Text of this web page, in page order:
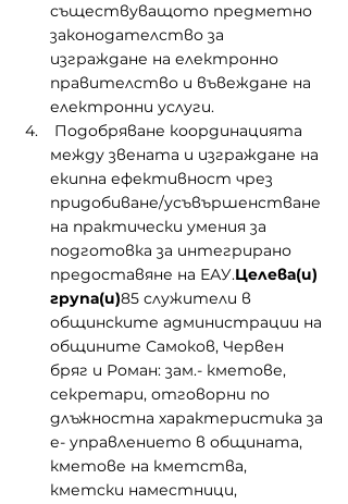
съществуващото предметно
законодателство за
изграждане на електронно
правителство и въвеждане на
електронни услуги.
Подобряване координацията
между звената и изграждане на
екипна ефективност чрез
придобиване/усъвършенстване
на практически умения за
подготовка за интегрирано
предоставяне на ЕАУ.Целева(и)
група(и)85 служители в
общинските администрации на
общините Самоков, Червен
бряг и Роман: зам.- кметове,
секретари, отговорни по
длъжностна характеристика за
е- управлението в общината,
кметове на кметства,
кметски наместници,